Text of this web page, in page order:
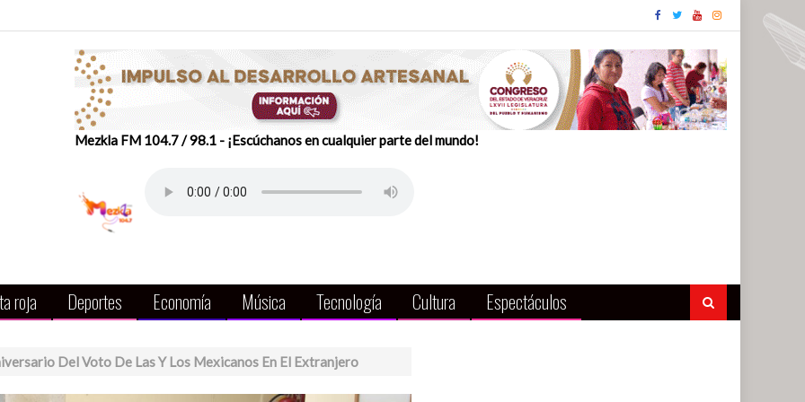
Mezkla FM 104.7 / 98.1 - ¡Escúchanos en cualquier parte del mundo!
roja Deportes Economía Música Tecnología Cultura Espectáculos
Del Voto De Las Y Los Mexicanos En El Extranjero